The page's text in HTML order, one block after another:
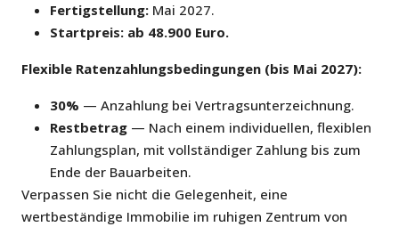
Fertigstellung: Mai 2027.
Startpreis: ab 48.900 Euro.
Flexible Ratenzahlungsbedingungen (bis Mai 2027):
30% — Anzahlung bei Vertragsunterzeichnung.
Restbetrag — Nach einem individuellen, flexiblen
Zahlungsplan, mit vollständiger Zahlung bis zum
Ende der Bauarbeiten.
Verpassen Sie nicht die Gelegenheit, eine
wertbeständige Immobilie im ruhigen Zentrum von